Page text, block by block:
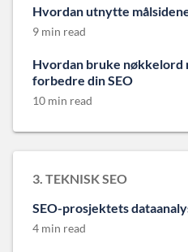
Hvordan utnytte
9 min read
Hvordan bruke nøkkelord
forbedre din SEO
10 min read
3. TEKNISK SEO
SEO-prosjektets
4 min read